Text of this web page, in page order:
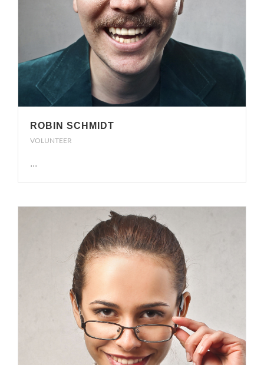
ROBIN SCHMIDT
VOLUNTEER
...